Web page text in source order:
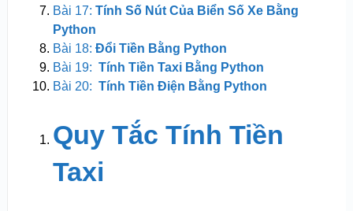
Bài 17: Tính Số Nút Của Biển Số Xe Bằng
Python
Bài 18: Đổi Tiền Bằng Python
Bài 19: Tính Tiền Taxi Bằng Python
Bài 20: Tính Tiền Điện Bằng Python
Quy Tắc Tính Tiền
Taxi